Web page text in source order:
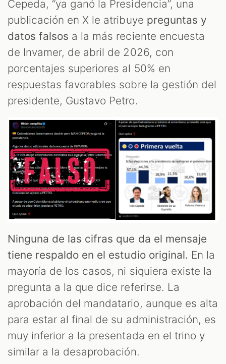
Cepeda, “ya ganó la Presidencia”, una
publicación en X le atribuye preguntas y
datos falsos a la más reciente encuesta
de Invamer, de abril de 2026, con
porcentajes superiores al 50% en
respuestas favorables sobre la gestión del
presidente, Gustavo Petro.
Ninguna de las cifras que da el mensaje
tiene respaldo en el estudio original. En la
mayoría de los casos, ni siquiera existe la
pregunta a la que dice referirse. La
aprobación del mandatario, aunque es alta
para estar al final de su administración, es
muy inferior a la presentada en el trino y
similar a la desaprobación.